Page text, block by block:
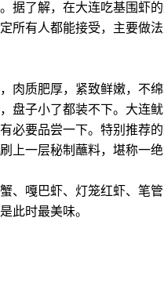
据了解，在大连吃基围虾
所有人都能接受，主要做
质肥厚，紧致鲜嫩，不绵
盘子小了都装不下。大连
必要品尝一下。特别推荐
上一层秘制蘸料，堪称一绝
嘎巴虾、灯笼红虾、笔管
此时最美味。